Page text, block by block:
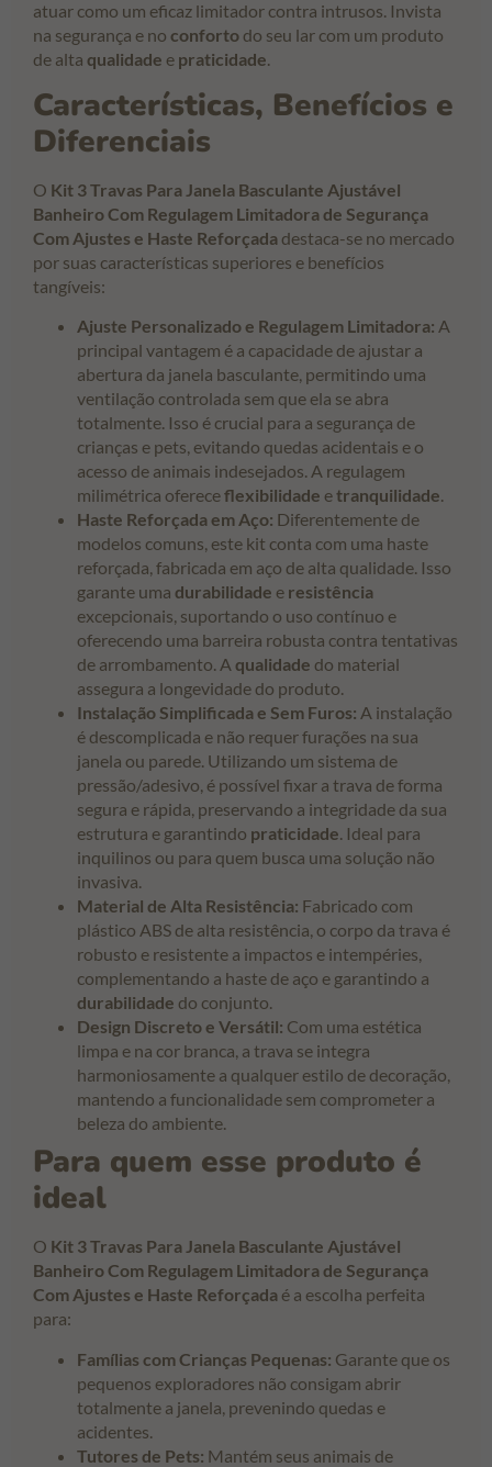
atuar como um eficaz limitador contra intrusos. Invista
na segurança e no conforto do seu lar com um produto
de alta qualidade e praticidade.
Características, Benefícios e
Diferenciais
O Kit 3 Travas Para Janela Basculante Ajustável
Banheiro Com Regulagem Limitadora de Segurança
Com Ajustes e Haste Reforçada destaca-se no mercado
por suas características superiores e benefícios
tangíveis:
Ajuste Personalizado e Regulagem Limitadora: A
principal vantagem é a capacidade de ajustar a
abertura da janela basculante, permitindo uma
ventilação controlada sem que ela se abra
totalmente. Isso é crucial para a segurança de
crianças e pets, evitando quedas acidentais e o
acesso de animais indesejados. A regulagem
milimétrica ofereceflexibilidade etranquilidade.
Haste Reforçada em Aço: Diferentemente de
modelos comuns, este kit conta com uma haste
reforçada, fabricada em aço de alta qualidade. Isso
garante uma durabilidade e resistência
excepcionais, suportando o uso contínuo e
oferecendo uma barreira robusta contra tentativas
de arrombamento. A qualidade do material
assegura a longevidade do produto.
Instalação Simplificada e Sem Furos: A instalação
é descomplicada e não requer furações na sua
janela ou parede. Utilizando um sistema de
pressão/adesivo, é possível fixar a trava de forma
segura e rápida, preservando a integridade da sua
estrutura e garantindo praticidade. Ideal para
inquilinos ou para quem busca uma solução não
invasiva.
Material de Alta Resistência: Fabricado com
plástico ABS de alta resistência, o corpo da trava é
robusto e resistente a impactos e intempéries,
complementando a haste de aço e garantindo a
durabilidade do conjunto.
Design Discreto e Versátil: Com uma estética
limpa e na cor branca, a trava se integra
harmoniosamente a qualquer estilo de decoração,
mantendo a funcionalidade sem comprometer a
beleza do ambiente.
Para quem esse produto é
ideal
O Kit 3 Travas Para Janela Basculante Ajustável
Banheiro Com Regulagem Limitadora de Segurança
Com Ajustes e Haste Reforçada é a escolha perfeita
para:
Famílias com Crianças Pequenas: Garante que os
pequenos exploradores não consigam abrir
totalmente a janela, prevenindo quedas e
acidentes.
Tutores de Pets: Mantém seus animais de